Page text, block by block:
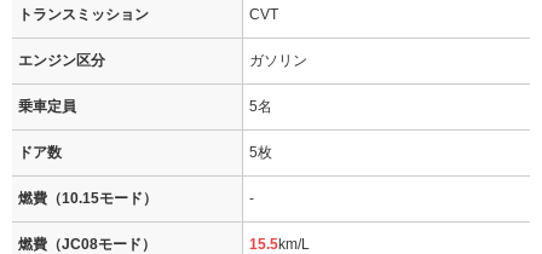
トランスミッション CVT
エンジン区分 ガソリン
乗車定員 5名
ドア数 5枚
燃費（10.15モード） -
燃費（JC08モード） 15.5km/L